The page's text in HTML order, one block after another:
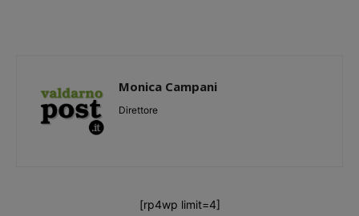
Monica Campani
Direttore
[rp4wp limit=4]